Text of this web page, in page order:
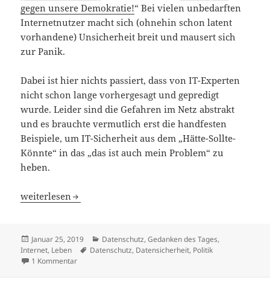
gegen unsere Demokratie!“ Bei vielen unbedarften
Internetnutzer macht sich (ohnehin schon latent
vorhandene) Unsicherheit breit und mausert sich
zur Panik.
Dabei ist hier nichts passiert, dass von IT-Experten
nicht schon lange vorhergesagt und gepredigt
wurde. Leider sind die Gefahren im Netz abstrakt
und es brauchte vermutlich erst die handfesten
Beispiele, um IT-Sicherheit aus dem „Hätte-Sollte-
Könnte“ in das „das ist auch mein Problem“ zu
heben.
Hacking, Doxing, Phishing Du Opfer!
weiterlesen
Veröffentlicht
am
Januar 25, 2019 Kategorien
Datenschutz,Gedanken des Tages,
Internet, Leben Schlagwörter
Datenschutz, Datensicherheit, Politik
1 Kommentarzu Hacking, Doxing, Phishing Du Opfer!